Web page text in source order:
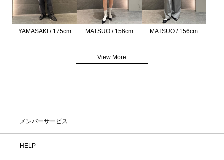
YAMASAKI / 175cm MATSUO / 156cm MATSUO / 156cm
View More
メンバーサービス
HELP